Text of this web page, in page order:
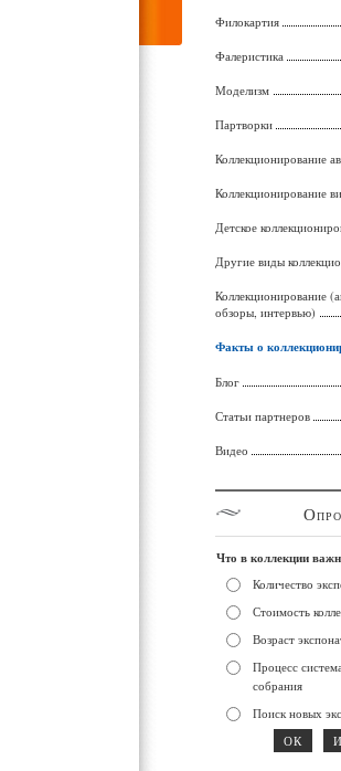
Филокартия
Фалеристика
Моделизм
Партворки
Коллекционирование
Коллекционирование
Детское
Другие виды
Коллекционирование
обзоры, интервью)
Факты о
Блог
Статьи партнеров
Видео
Что в коллекции
Количество
Стоимость
Возраст
Процесс
собрания
Поиск новых